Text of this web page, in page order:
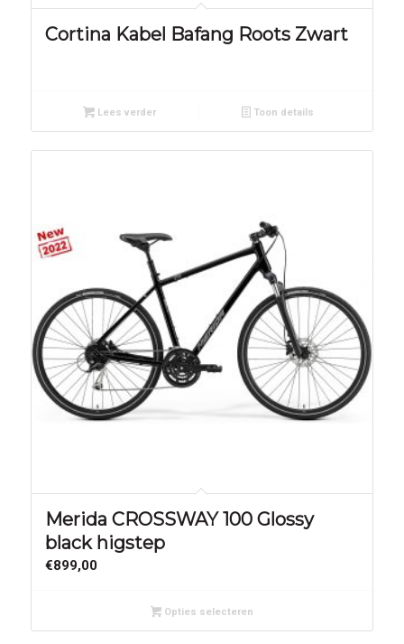
Cortina Kabel Bafang Roots Zwart
Lees verder Toon details
Merida CROSSWAY 100 Glossy
black higstep
€899,00
Opties selecteren